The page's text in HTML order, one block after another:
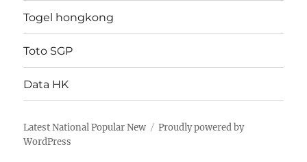
Togel hongkong
Toto SGP
Data HK
Latest National Popular New
Proudly powered by
WordPress